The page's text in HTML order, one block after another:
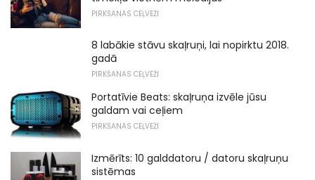
PIRKŠANAS CEĻVEŽI
8 labākie stāvu skaļruņi, lai nopirktu 2018.
gadā
PIRKŠANAS CEĻVEŽI
Portatīvie Beats: skaļruņa izvēle jūsu
galdam vai ceļiem
PIRKŠANAS CEĻVEŽI
Izmērīts: 10 galddatoru / datoru skaļruņu
sistēmas